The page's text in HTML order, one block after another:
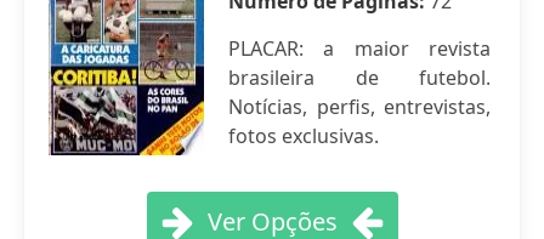
PLACAR: a maior revista
brasileira de futebol.
Notícias, perfis, entrevistas,
fotos exclusivas.
Ver Opções